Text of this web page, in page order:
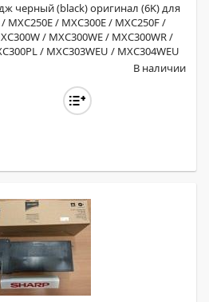
черный (black) оригинал (6K) для
MXC250E / MXC300E / MXC250F /
/ MXC300WE / MXC300WR /
/ MXC303WEU / MXC304WEU
В наличии